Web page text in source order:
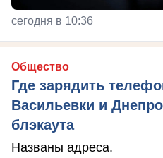
сегодня в 10:36
Общество
Где зарядить
Васильевки и
блэкаута
Названы адреса.